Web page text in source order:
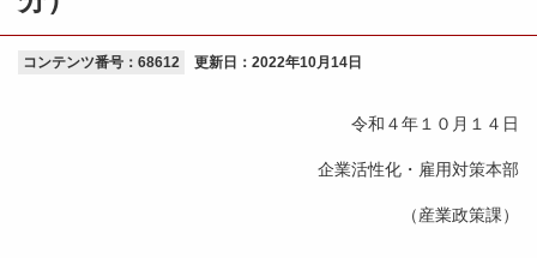
コンテンツ番号：68612 更新日： 2022年10月14日
令和４年１０月１４日
企業活性化・雇用対策本部
（産業政策課）